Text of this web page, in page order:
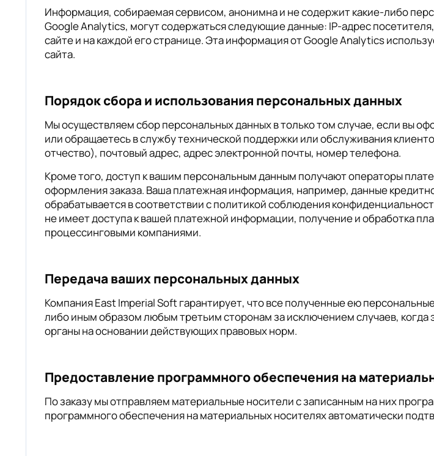
Информация, собираемая сервисом, анонимна и не содержит какие-либо
Google Analytics, могут содержаться следующие данные: IP-адрес
сайте и на каждой его странице. Эта информация от Google Analytics
сайта.
Порядок сбора и использования персональных данных
Мы осуществляем сбор персональных данных в только том случае, если вы
или обращаетесь в службу технической поддержки или обслуживания
отчество), почтовый адрес, адрес электронной почты, номер телефона.
Кроме того, доступ к вашим персональным данным получают операторы
оформления заказа. Ваша платежная информация, например, данные
обрабатывается в соответствии с политикой соблюдения
не имеет доступа к вашей платежной информации, получение и обработка
процессинговыми компаниями.
Передача ваших персональных данных
Компания East Imperial Soft гарантирует, что все полученные ею
либо иным образом любым третьим сторонам за исключением случаев,
органы на основании действующих правовых норм.
Предоставление программного обеспечения на
По заказу мы отправляем материальные носители с записанным на них
программного обеспечения на материальных носителях автоматически